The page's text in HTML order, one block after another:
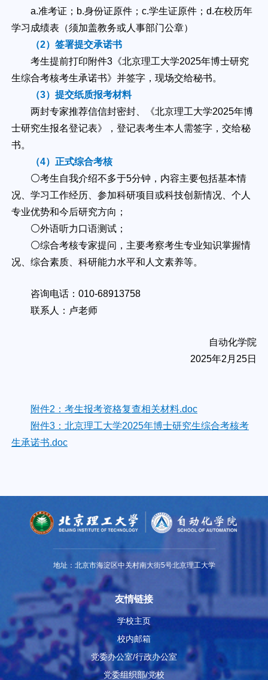
a.准考证；b.身份证原件；c.学生证原件；d.在校历年
学习成绩表（须加盖教务或人事部门公章）
（2）签署提交承诺书
考生提前打印附件3《北京理工大学2025年博士研究
生综合考核考生承诺书》并签字，现场交给秘书。
（3）提交纸质报考材料
两封专家推荐信信封密封、《北京理工大学2025年博
士研究生报名登记表》，登记表考生本人需签字，交给秘
书。
（4）正式综合考核
⚪考生自我介绍不多于5分钟，内容主要包括基本情
况、学习工作经历、参加科研项目或科技创新情况、个人
专业优势和今后研究方向；
⚪外语听力口语测试；
⚪综合考核专家提问，主要考察考生专业知识掌握情
况、综合素质、科研能力水平和人文素养等。
咨询电话：010-68913758
联系人：卢老师
自动化学院
2025年2月25日
附件2：考生报考资格复查相关材料.doc
附件3：北京理工大学2025年博士研究生综合考核考
生承诺书.doc
地址：北京市海淀区中关村南大街5号北京理工大学
友情链接
学校主页
校内邮箱
党委办公室/行政办公室
党委组织部/党校